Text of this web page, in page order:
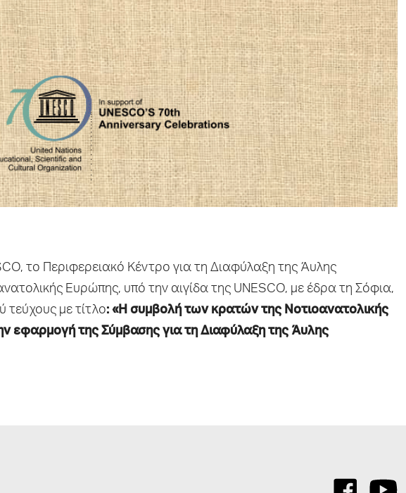
το Περιφερειακό Κέντρο για τη Διαφύλαξη της Άυλης
Ευρώπης, υπό την αιγίδα της UNESCO, με έδρα τη Σόφια,
με τίτλο: «Η συμβολήτων κρατών της Nοτιοανατολικής
εφαρμογή της Σύμβασης για τη Διαφύλαξη της Άυλης